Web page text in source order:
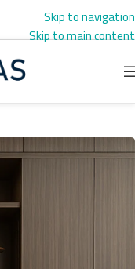
Skip to navigation
Skip to main content